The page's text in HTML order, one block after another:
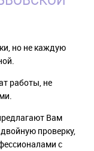
но не каждую
работы, не
Вам
проверку,
с